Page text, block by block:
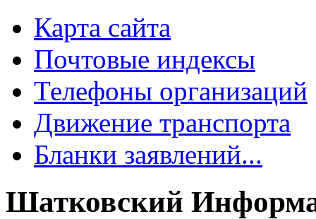
Карта сайта
Почтовые индексы
Телефоны организаций
Движение транспорта
Бланки заявлений...
Шатковский